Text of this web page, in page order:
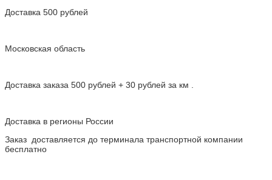
Доставка 500 рублей
Московская область
Доставка заказа 500 рублей + 30 рублей за км .
Доставка в регионы России
Заказ доставляется до терминала транспортной компании
бесплатно